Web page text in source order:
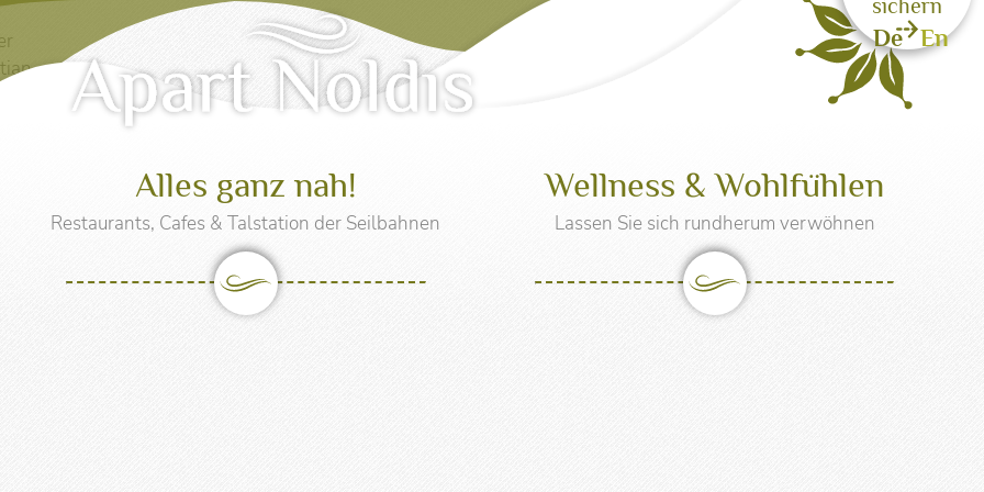
De En
& Preise SommerFrische
Familienurlaub
Wanderurlaub
Familienwinter
Aktivurlaub
sichern
Alles ganz nah!
Restaurants, Cafes & Talstation der Seilbahnen
Wellness & Wohlfühlen
Lassen Sie sich rundherum verwöhnen